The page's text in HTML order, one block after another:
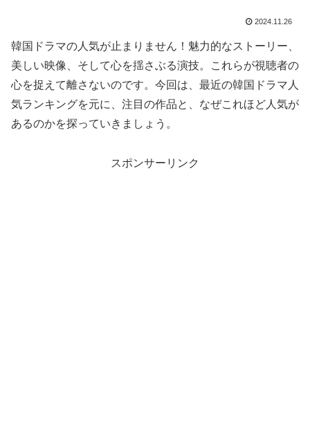
2024.11.26
韓国ドラマの人気が止まりません！魅力的なストーリー、
美しい映像、そして心を揺さぶる演技。これらが視聴者の
心を捉えて離さないのです。今回は、最近の韓国ドラマ人
気ランキングを元に、注目の作品と、なぜこれほど人気が
あるのかを探っていきましょう。
スポンサーリンク